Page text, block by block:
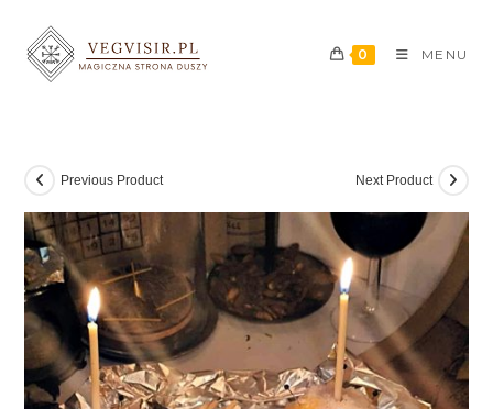
0 MENU
Previous Product Next Product